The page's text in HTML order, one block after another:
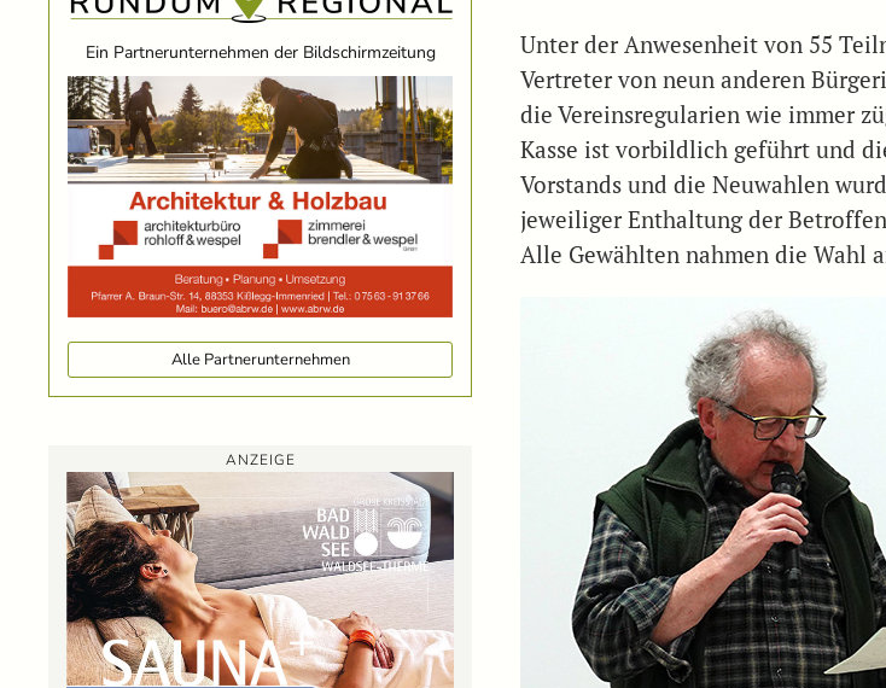
Ein Partnerunternehmen der Bildschirmzeitung
Alle Partnerunternehmen
ANZEIGE
Unter der Anwesenheit von 55
Vertreter von neun anderen
die Vereinsregularien wie immer
Kasse ist vorbildlich geführt und
Vorstands und die Neuwahlen
jeweiliger Enthaltung der
Alle Gewählten nahmen die Wahl